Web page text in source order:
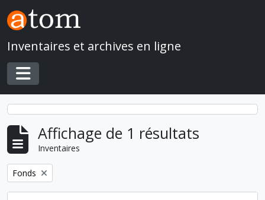
Skip to main content
Inventaires et archives en ligne
Toggle navigation
Affichage de 1 résultats
Inventaires
Remove filter:
Fonds